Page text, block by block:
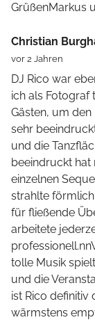
GrüßenMarkus
Christian
vor 2 Jahren
DJ Rico war
ich als Fotograf
Gästen, um
sehr
und die
beeindruckt
einzelnen
strahlte
für fließende
arbeitete
tolle Musik
und die
ist Rico definitiv
wärmstens